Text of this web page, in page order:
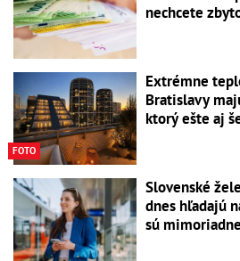
nechcete
FOTO
Extrémne
Bratislavy
ktorý ešte aj
Slovenské
dnes hľadajú
sú